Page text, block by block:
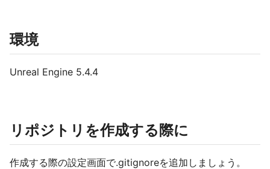
環境
Unreal Engine 5.4.4
リポジトリを作成する際に
作成する際の設定画面で.gitignoreを追加しましょう。